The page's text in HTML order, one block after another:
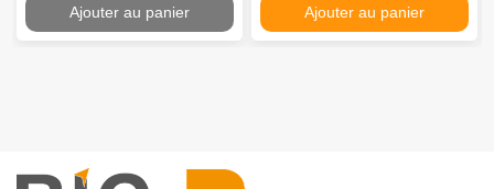
Ajouter au panier Ajouter au panier